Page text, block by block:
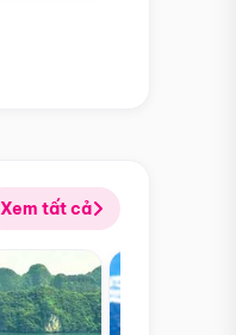
Xem tất cả